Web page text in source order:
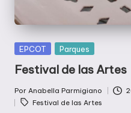
Publicada
EPCOT Parques
Festival de las Artes
Publicado
por
Por Anabella Parmigiano
Etiquetas:
Festival de las Artes